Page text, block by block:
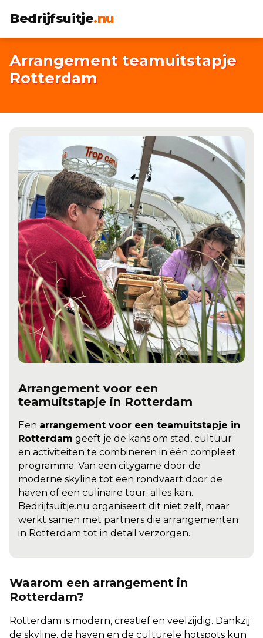
Bedrijfsuitje.nu
Arrangement teamuitstapje
Rotterdam
Arrangement voor een
teamuitstapje in Rotterdam
Een arrangement voor een teamuitstapje in
Rotterdam geeft je de kans om stad, cultuur
en activiteiten te combineren in één compleet
programma. Van een citygame door de
moderne skyline tot een rondvaart door de
haven of een culinaire tour: alles kan.
Bedrijfsuitje.nu organiseert dit niet zelf, maar
werkt samen met partners die arrangementen
in Rotterdam tot in detail verzorgen.
Waarom een arrangement in
Rotterdam?
Rotterdam is modern, creatief en veelzijdig. Dankzij
de skyline, de haven en de culturele hotspots kun